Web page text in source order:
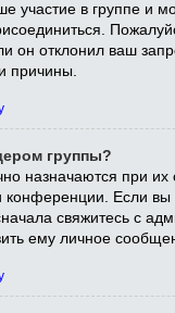
участие в группе и
он отклонил ваш
причины.
группы?
назначаются при их
конференции. Если вы
свяжитесь с
ему личное